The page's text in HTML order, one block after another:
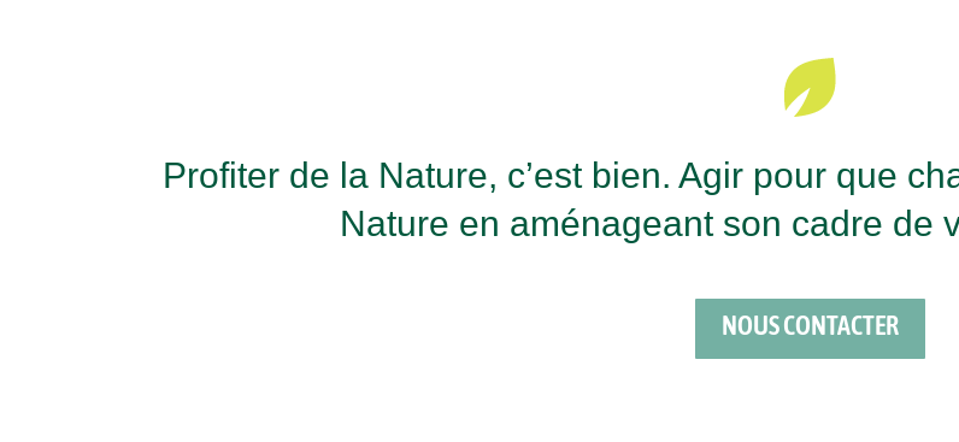
Profiter de la Nature, c’est bien. Agir pour que
Nature en aménageant son cadre de
NOUS CONTACTER